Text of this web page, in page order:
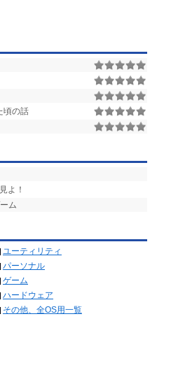
頃の話
よ！
ム
ユーティリティ
パーソナル
ゲーム
ハードウェア
その他、全OS用一覧